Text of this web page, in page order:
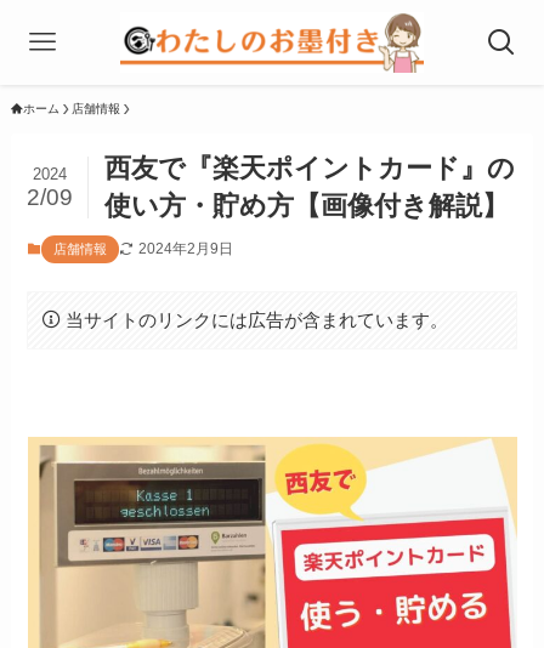
ホーム 店舗情報
西友で『楽天ポイントカード』の
使い方・貯め方【画像付き解説】
2024
2/09
店舗情報 2024年2月9日
当サイトのリンクには広告が含まれています。